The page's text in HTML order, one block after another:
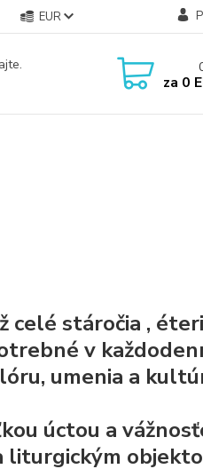
EUR
za 0
celé stáročia ,
v
umenia a
úctou a
liturgickým